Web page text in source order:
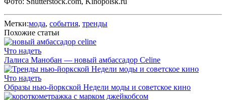
Метки:мода, события, тренды
Похожие статьи
Что надеть
Лалиса Манобан — новый амбассадор Celine
Что надеть
Образы нью-йоркской Недели моды и советское кино